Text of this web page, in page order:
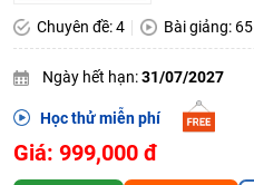
Chuyên đề: 4 Bài giảng: 65
Ngày hết hạn:31/07/2027
Học thử miễn phí
Giá: 999,000 đ